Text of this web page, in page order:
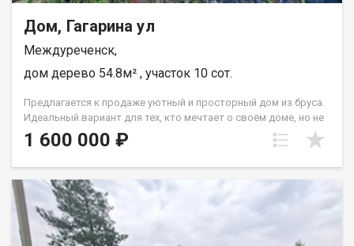
Дом, Гагарина ул
Междуреченск,
дом дерево 54.8м² , участок 10 сот.
Предлагается к продаже уютный и просторный дом из бруса.
Идеальный вариант для тех, кто мечтает о своём доме, но не
желает жить далеко от цивилизации. Водопровод в доме
центральный, отопление печное- водяное. На первом этаже
этаже уютная спальня с большой лоджией, с которой
открываются шикарные виды. На территории имеется новая
баня, которая требует небольших доработок. Земля
плодородная, отдохнувшая, благодаря чему Вы сможете
собирать небывалые урожаи! Участок не топит, вода не
1 600 000 ₽